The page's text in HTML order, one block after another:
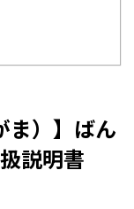
ま）】ばん
説明書